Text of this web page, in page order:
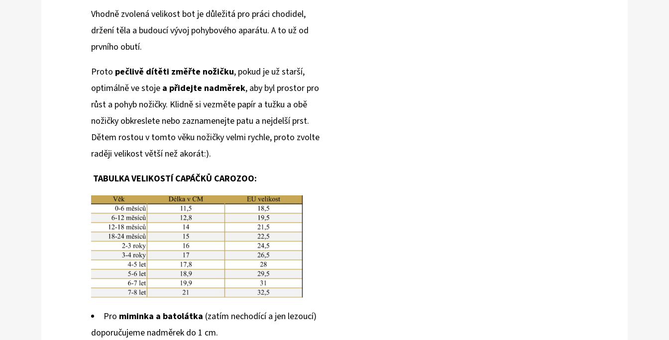
Vhodně zvolená velikost bot je důležitá pro práci chodidel,
držení těla a budoucí vývoj pohybového aparátu. A to už od
prvního obutí.
Proto pečlivě dítěti změřte nožičku, pokud je už starší,
optimálně ve stoje a přidejte nadměrek, aby byl prostor pro
růst a pohyb nožičky. Klidně si vezměte papír a tužku a obě
nožičky obkreslete nebo zaznamenejte patu a nejdelší prst.
Dětem rostou v tomto věku nožičky velmi rychle, proto zvolte
raději velikost větší než akorát:).
TABULKA VELIKOSTÍ CAPÁČKŮ CAROZOO:
Pro miminka a batolátka (zatím nechodící a jen lezoucí)
doporučujeme nadměrek do 1 cm.